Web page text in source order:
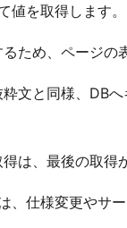
値を取得します。
ため、ページの
文と同様、DB
は、最後の取得
、仕様変更やサ